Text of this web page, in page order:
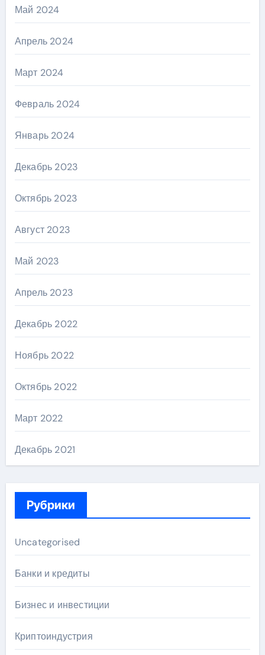
Май 2024
Апрель 2024
Март 2024
Февраль 2024
Январь 2024
Декабрь 2023
Октябрь 2023
Август 2023
Май 2023
Апрель 2023
Декабрь 2022
Ноябрь 2022
Октябрь 2022
Март 2022
Декабрь 2021
Рубрики
Uncategorised
Банки и кредиты
Бизнес и инвестиции
Криптоиндустрия